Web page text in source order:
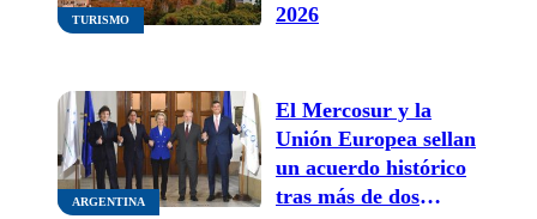
TURISMO
2026
ARGENTINA
El Mercosur y la
Unión Europea sellan
un acuerdo histórico
tras más de dos